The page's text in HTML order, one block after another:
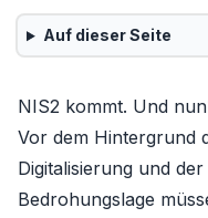
Auf dieser Seite
NIS2 kommt. Und
Vor dem Hintergrund
Digitalisierung und
Bedrohungslage